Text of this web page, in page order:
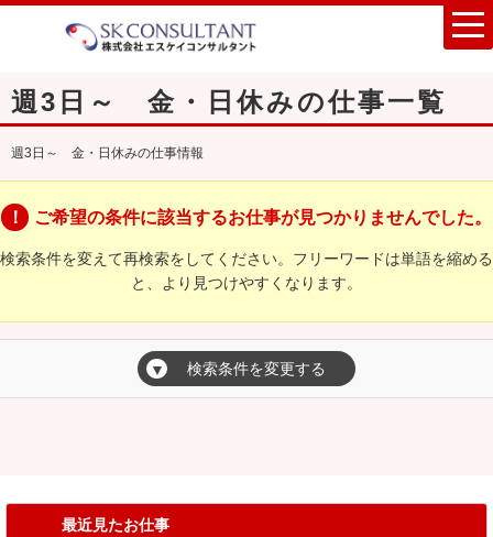
週3日～ 金・日休みの仕事一覧
週3日～ 金・日休みの仕事情報
ご希望の条件に該当するお仕事が見つかりませんでした。
検索条件を変えて再検索をしてください。フリーワードは単語を縮める
と、より見つけやすくなります。
▼ 検索条件を変更する
最近見たお仕事